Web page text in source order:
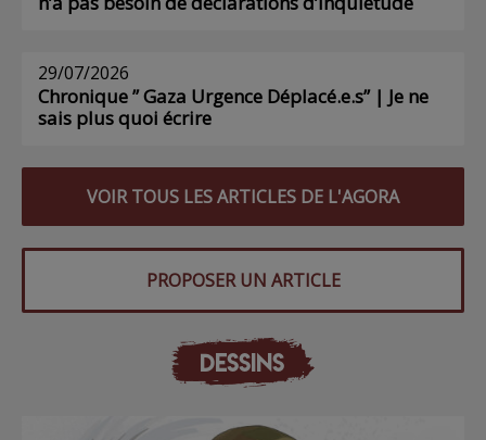
29/07/2026
Chronique ” Gaza Urgence Déplacé.e.s” | Je ne
sais plus quoi écrire
VOIR TOUS LES ARTICLES DE L'AGORA
PROPOSER UN ARTICLE
DESSINS